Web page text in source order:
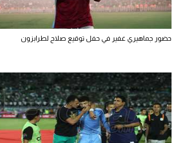
حضور جماهيري غفير في حفل توقيع صلاح لطرابزون